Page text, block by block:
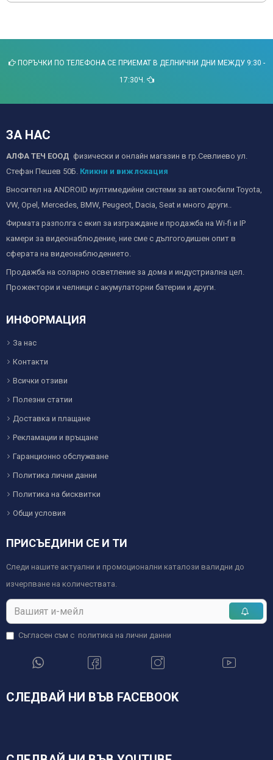
ПОРЪЧКИ ПО ТЕЛЕФОНА СЕ ПРИЕМАТ В ДЕЛНИЧНИ ДНИ МЕЖДУ 9:30 -
17:30Ч.
ЗА НАС
АЛФА ТЕЧ ЕООД физически и онлайн магазин в гр.Севлиево ул.
Стефан Пешев 50Б. Кликни и виж локация
Вносител на ANDROID мултимедийни системи за автомобили Toyota,
VW, Opel, Mercedes, BMW, Peugeot, Dacia, Seat и много други..
Фирмата разполга с екип за изграждане и продажба на Wi-fi и IP
камери за видеонаблюдение, ние сме с дългогодишен опит в
сферата на видеонаблюдението.
Продажба на соларно осветление за дома и индустриална цел.
Прожектори и челници с акумулаторни батерии и други.
ИНФОРМАЦИЯ
За нас
Контакти
Всички отзиви
Полезни статии
Доставка и плащане
Рекламации и връщане
Гаранционно обслужване
Политика лични данни
Политика на бисквитки
Общи условия
ПРИСЪЕДИНИ СЕ И ТИ
Следи нашите актуални и промоционални каталози валидни до
изчерпване на количествата.
Съгласен съм с политика на лични данни
СЛЕДВАЙ НИ ВЪВ FACEBOOK